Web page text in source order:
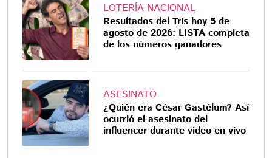
LOTERÍA NACIONAL
Resultados del Tris hoy 5 de
agosto de 2026: LISTA completa
de los números ganadores
ASESINATO
¿Quién era César Gastélum? Así
ocurrió el asesinato del
influencer durante video en vivo